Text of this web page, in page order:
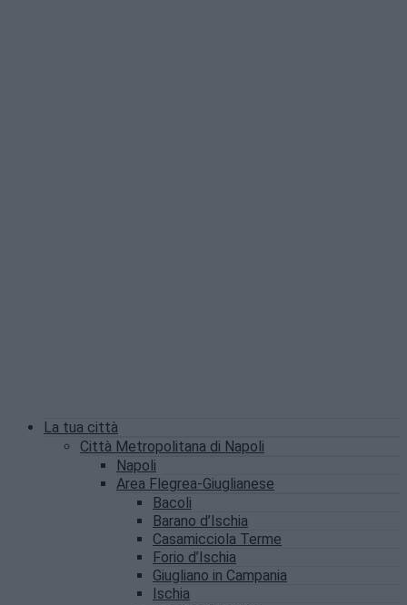
La tua città
Città Metropolitana di Napoli
Napoli
Area Flegrea-Giuglianese
Bacoli
Barano d’Ischia
Casamicciola Terme
Forio d’Ischia
Giugliano in Campania
Ischia